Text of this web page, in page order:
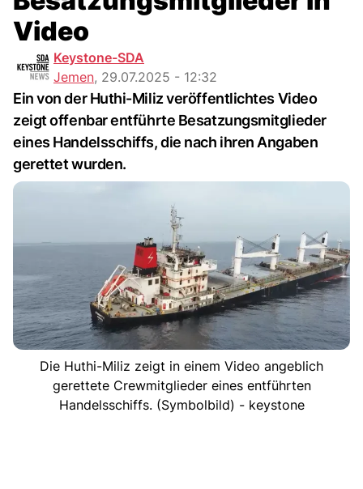
Video
Keystone-SDA
Jemen, 29.07.2025 - 12:32
Ein von der Huthi-Miliz veröffentlichtes Video
zeigt offenbar entführte Besatzungsmitglieder
eines Handelsschiffs, die nach ihren Angaben
gerettet wurden.
Die Huthi-Miliz zeigt in einem Video angeblich
gerettete Crewmitglieder eines entführten
Handelsschiffs. (Symbolbild) - keystone